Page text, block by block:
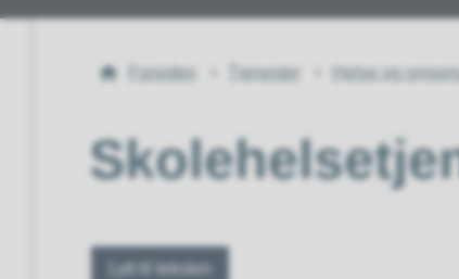
Du
Forsiden Tjenester Helse og
Lytt til teksten